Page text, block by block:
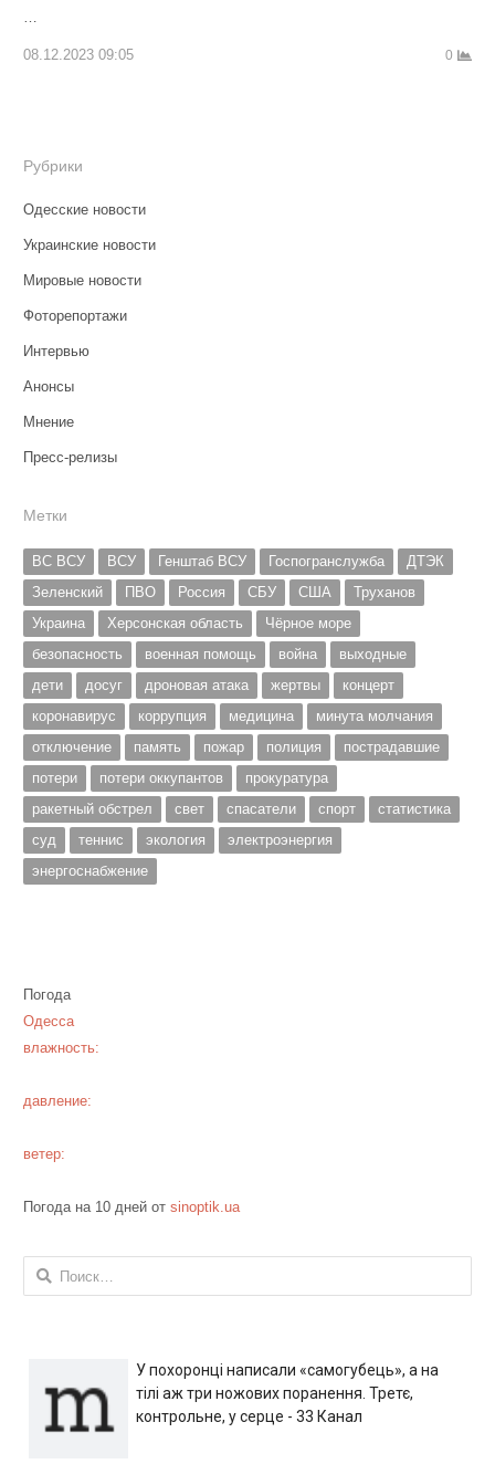
08.12.2023 09:05 0
Рубрики
Одесские новости
Украинские новости
Мировые новости
Фоторепортажи
Интервью
Анонсы
Мнение
Пресс-релизы
Метки
ВС ВСУ ВСУ Генштаб ВСУ Госпогранслужба
ДТЭК
Зеленский
ПВО Россия СБУ США
Труханов
Украина
Херсонская область
Чёрное море
безопасность
военная помощь война
выходные
дети
досуг дроновая атака жертвы
концерт
коронавирус
коррупция медицина
минута молчания
отключение
память пожар полиция
пострадавшие
потери
потери оккупантов
прокуратура
ракетный обстрел
свет спасатели спорт
статистика
суд
теннис экология
электроэнергия
энергоснабжение
Погода
Одесса
влажность:
давление:
ветер:
Погода на 10 дней от sinoptik.ua
Найти:
У похоронці написали «самогубець», а на
тілі аж три ножових поранення. Третє,
контрольне, у серце - 33 Канал